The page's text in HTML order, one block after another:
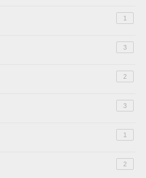
1
3
2
3
1
2